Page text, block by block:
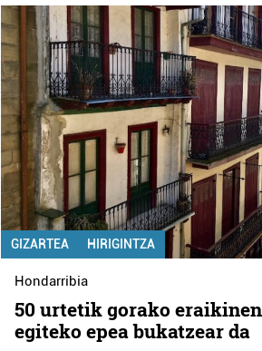
GIZARTEA HIRIGINTZA
Hondarribia
50 urtetik gorako
egiteko epea bukatzear da